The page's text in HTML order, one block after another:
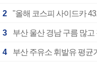
2 "올해 코스피 사이드카
3
4 부산 주유소 휘발유 평균